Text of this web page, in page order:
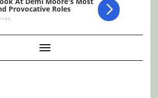
Toggle
Navigation